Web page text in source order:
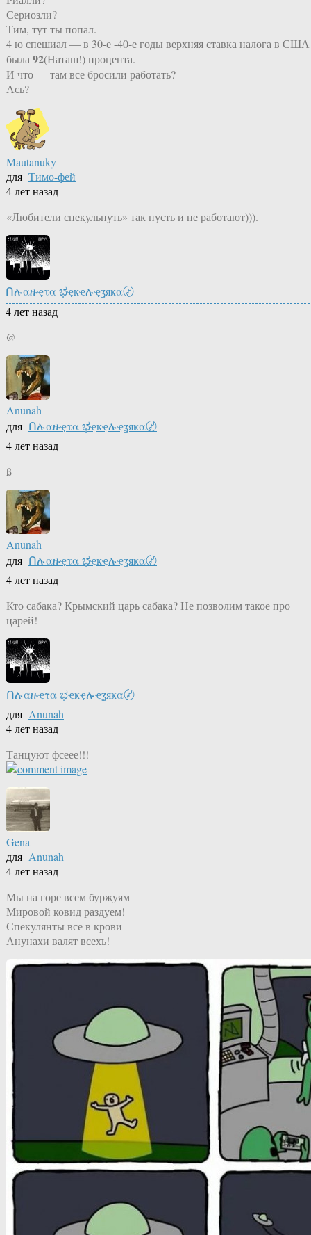
Сериозли?
Тим, тут ты попал.
4 ю спешиал — в 30-е -40-е годы верхняя ставка налога в США
была92(Наташ!) процента.
И что — там все бросили работать?
Ась?
Mautanuky
для Тимо-фей
4 лет назад
«Любители спекульнуть» так пусть и не работают))).
Ոሉαዙҿτα ಭҿҝҿሉҿʓяҝα〄
4 лет назад
@
Anunah
для Ոሉαዙҿτα ಭҿҝҿሉҿʓяҝα〄
4 лет назад
ß
Anunah
для Ոሉαዙҿτα ಭҿҝҿሉҿʓяҝα〄
4 лет назад
Кто сабака? Крымский царь сабака? Не позволим такое про
царей!
Ոሉαዙҿτα ಭҿҝҿሉҿʓяҝα〄
для Anunah
4 лет назад
Танцуют фсеее!!!
Gena
для Anunah
4 лет назад
Мы на горе всем буржуям
Мировой ковид раздуем!
Спекулянты все в крови —
Анунахи валят всехъ!